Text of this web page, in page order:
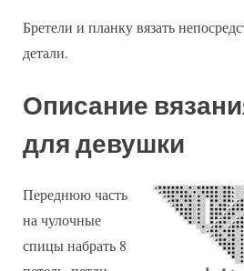
Бретели и планку вязать
детали.
Описание
для девушки
Переднюю часть
на чулочные
спицы набрать 8